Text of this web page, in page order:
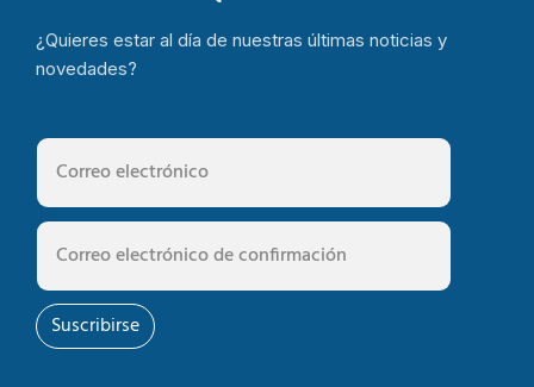
¿Quieres estar al día de nuestras últimas noticias y
novedades?
Suscribirse